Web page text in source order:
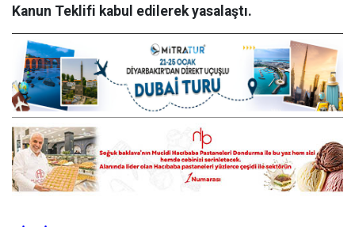
Kanun Teklifi kabul edilerek yasalaştı.